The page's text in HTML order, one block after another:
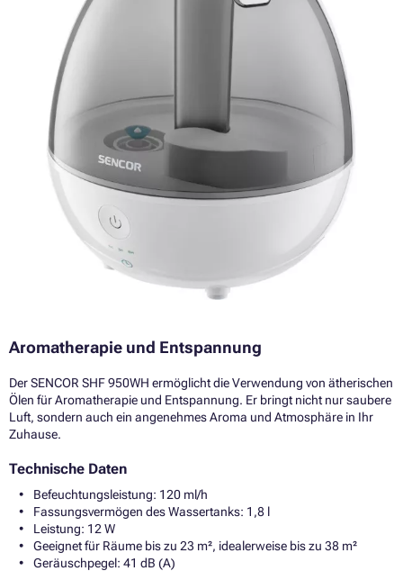
Aromatherapie und Entspannung
Der SENCOR SHF 950WH ermöglicht die Verwendung von ätherischen
Ölen für Aromatherapie und Entspannung. Er bringt nicht nur saubere
Luft, sondern auch ein angenehmes Aroma und Atmosphäre in Ihr
Zuhause.
Technische Daten
Befeuchtungsleistung: 120 ml/h
Fassungsvermögen des Wassertanks: 1,8 l
Leistung: 12 W
Geeignet für Räume bis zu 23 m², idealerweise bis zu 38 m²
Geräuschpegel: 41 dB (A)